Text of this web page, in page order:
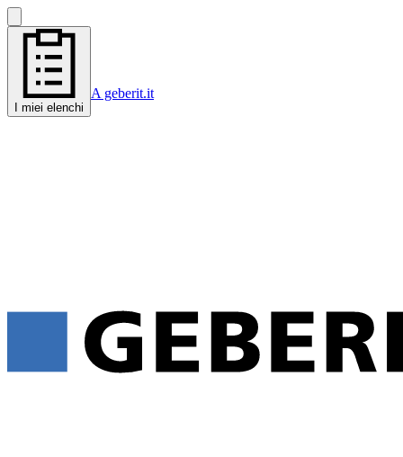
I miei elenchi
A geberit.it